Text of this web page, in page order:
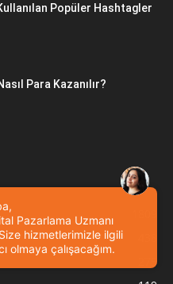
Popüler Hashtagler
Para Kazanılır?
275
Pazarlama Uzmanı
hizmetlerimizle ilgili
olmaya çalışacağım.